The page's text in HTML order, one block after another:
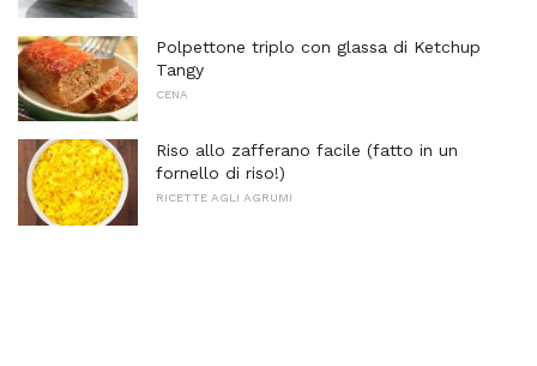
Polpettone triplo con glassa di Ketchup
Tangy
CENA
Riso allo zafferano facile (fatto in un
fornello di riso!)
RICETTE AGLI AGRUMI